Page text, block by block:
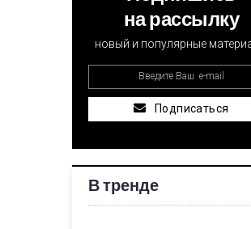
на рассылку
новый и популярные
Подписаться
В тренде